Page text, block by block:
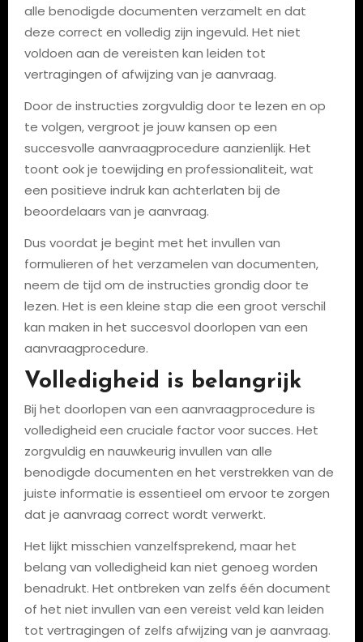
alle benodigde documenten verzamelt en dat
deze correct en volledig zijn ingevuld. Het niet
voldoen aan de vereisten kan leiden tot
vertragingen of afwijzing van je aanvraag.
Door de instructies zorgvuldig door te lezen en op
te volgen, vergroot je jouw kansen op een
succesvolle aanvraagprocedure aanzienlijk. Het
toont ook je toewijding en professionaliteit, wat
een positieve indruk kan achterlaten bij de
beoordelaars van je aanvraag.
Dus voordat je begint met het invullen van
formulieren of het verzamelen van documenten,
neem de tijd om de instructies grondig door te
lezen. Het is een kleine stap die een groot verschil
kan maken in het succesvol doorlopen van een
aanvraagprocedure.
Volledigheid is belangrijk
Bij het doorlopen van een aanvraagprocedure is
volledigheid een cruciale factor voor succes. Het
zorgvuldig en nauwkeurig invullen van alle
benodigde documenten en het verstrekken van de
juiste informatie is essentieel om ervoor te zorgen
dat je aanvraag correct wordt verwerkt.
Het lijkt misschien vanzelfsprekend, maar het
belang van volledigheid kan niet genoeg worden
benadrukt. Het ontbreken van zelfs één document
of het niet invullen van een vereist veld kan leiden
tot vertragingen of zelfs afwijzing van je aanvraag.